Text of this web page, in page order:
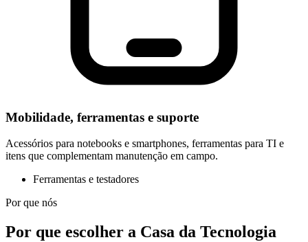
Mobilidade, ferramentas e suporte
Acessórios para notebooks e smartphones, ferramentas para TI e
itens que complementam manutenção em campo.
Ferramentas e testadores
Por que nós
Por que escolher a Casa da Tecnologia